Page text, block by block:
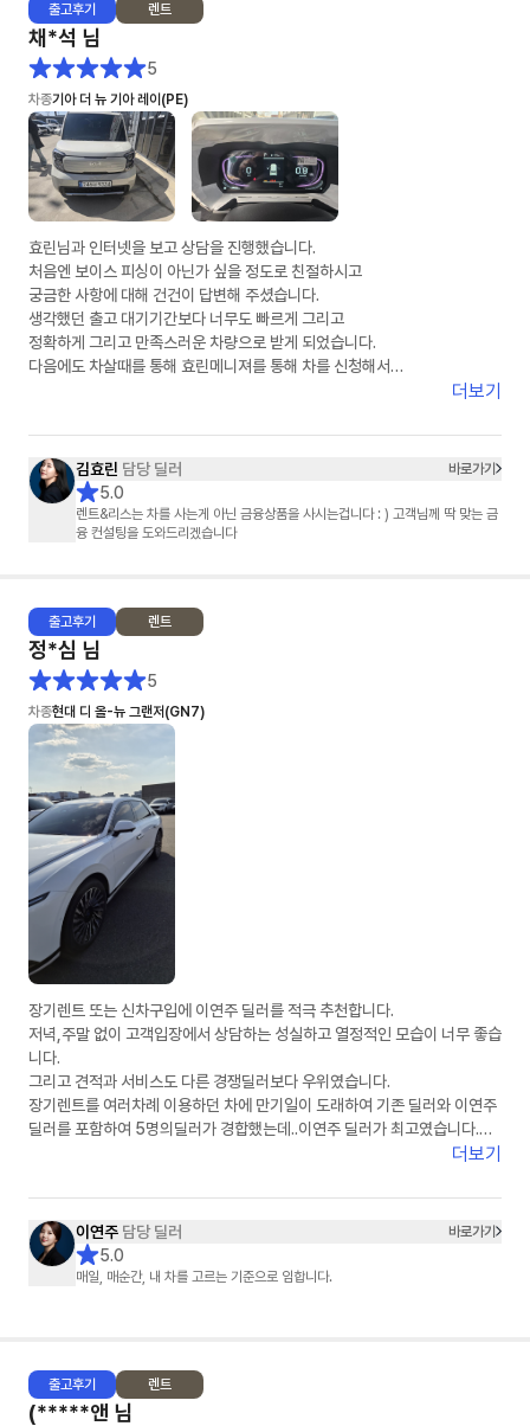
출고후기 렌트
채*석 님
5
차종기아 더 뉴 기아 레이(PE)
효린님과 인터넷을 보고 상담을 진행했습니다.
처음엔 보이스 피싱이 아닌가 싶을 정도로 친절하시고
궁금한 사항에 대해 건건이 답변해 주셨습니다.
생각했던 출고 대기기간보다 너무도 빠르게 그리고
정확하게 그리고 만족스러운 차량으로 받게 되었습니다.
다음에도 차살때를 통해 효린메니져를 통해 차를 신청해서
다시한번 감사의 말을 전합니다.
차살때 화이팅
효린님 화이팅
더보기
김효린 담당 딜러 바로가기
5.0
렌트&리스는 차를 사는게 아닌 금융상품을 사시는겁니다 : ) 고객님께 딱 맞는 금
융 컨설팅을 도와드리겠습니다
출고후기 렌트
정*심 님
5
차종현대 디 올-뉴 그랜저(GN7)
장기렌트 또는 신차구입에 이연주 딜러를 적극 추천합니다.
저녁,주말 없이 고객입장에서 상담하는 성실하고 열정적인 모습이 너무 좋습
니다.
그리고 견적과 서비스도 다른 경쟁딜러보다 우위였습니다.
장기렌트를 여러차례 이용하던 차에 만기일이 도래하여 기존 딜러와 이연주
딜러를 포함하여 5명의딜러가 경합했는데..이연주 딜러가 최고였습니다.
이연주 딜러에게 장기렌트 서류를 모두 전달하고 장기렌트 계약서 쓰기 직전
입 역시 이연주 딜러가 끝까지 맡아서 잘 해주어 너무 감사했습니다.
다시 한번 이연주 딜러를 칭찬하고 추천드립니다.
이연주 딜러를 선택하시면 반드시 후회 안하리라 봅니다.
더보기
이연주 담당 딜러 바로가기
5.0
매일, 매순간, 내 차를 고르는 기준으로 임합니다.
출고후기 렌트
(*****앤 님